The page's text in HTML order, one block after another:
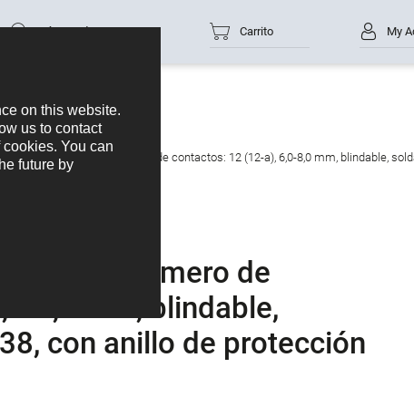
Número de parte Carrito My
de cable macho, Número de contactos: 12 (12-a), 6,0-8,0 mm, blindable,
macho, Número de
8,0 mm, blindable,
con anillo de protección